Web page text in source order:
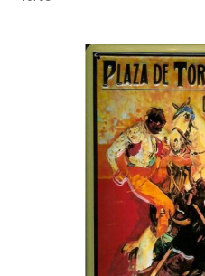
Informations légales
Ma Commande
Mon compte
Politique de confidentialité